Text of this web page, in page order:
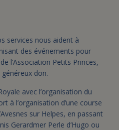
services nous aident à
des événements pour
l’Association Petits Princes,
don.
avec l’organisation du
à l’organisation d’une course
sur Helpes, en passant
Gerardmer Perle d’Hugo ou